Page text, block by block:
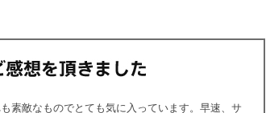
素敵なものでとても気に入っています。早速、サ